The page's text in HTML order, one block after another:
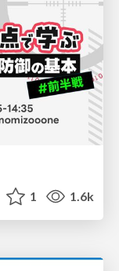
1 1.6k